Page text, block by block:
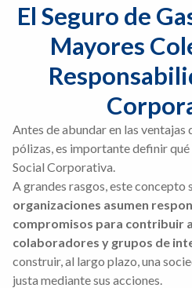
El Seguro de
Mayores
Antes de abundar en las
pólizas, es importante definir
Social Corporativa.
A grandes rasgos, este concepto
organizaciones asumen
compromisos para contribuir
colaboradores y grupos de
construir, al largo plazo, una
justa mediante sus acciones.